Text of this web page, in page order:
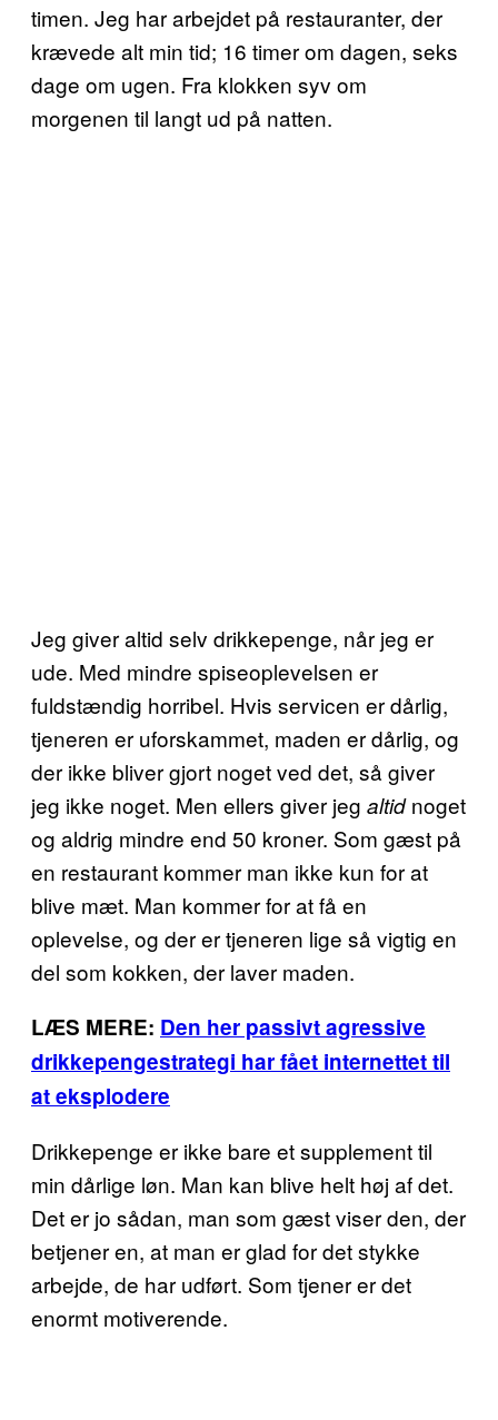
timen. Jeg har arbejdet på restauranter, der
krævede alt min tid; 16 timer om dagen, seks
dage om ugen. Fra klokken syv om
morgenen til langt ud på natten.
Jeg giver altid selv drikkepenge, når jeg er
ude. Med mindre spiseoplevelsen er
fuldstændig horribel. Hvis servicen er dårlig,
tjeneren er uforskammet, maden er dårlig, og
der ikke bliver gjort noget ved det, så giver
jeg ikke noget. Men ellers giver jeg altidnoget
og aldrig mindre end 50 kroner. Som gæst på
en restaurant kommer man ikke kun for at
blive mæt. Man kommer for at få en
oplevelse, og der er tjeneren lige så vigtig en
del som kokken, der laver maden.
LÆS MERE: Den her passivt agressive
drikkepengestrategi har fået internettet til
at eksplodere
Drikkepenge er ikke bare et supplement til
min dårlige løn. Man kan blive helt høj af det.
Det er jo sådan, man som gæst viser den, der
betjener en, at man er glad for det stykke
arbejde, de har udført. Som tjener er det
enormt motiverende.